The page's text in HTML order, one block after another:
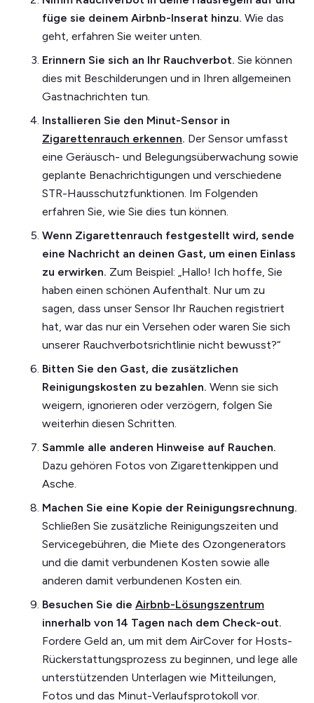
füge sie deinem Airbnb-Inserat hinzu. Wie das
geht, erfahren Sie weiter unten.
Erinnern Sie sich an Ihr Rauchverbot. Sie können
dies mit Beschilderungen und in Ihren allgemeinen
Gastnachrichten tun.
Installieren Sie den Minut-Sensor in
Zigarettenrauch erkennen. Der Sensor umfasst
eine Geräusch- und Belegungsüberwachung sowie
geplante Benachrichtigungen und verschiedene
STR-Hausschutzfunktionen. Im Folgenden
erfahren Sie, wie Sie dies tun können.
Wenn Zigarettenrauch festgestellt wird, sende
eine Nachricht an deinen Gast, um einen Einlass
zu erwirken. Zum Beispiel: „Hallo! Ich hoffe, Sie
haben einen schönen Aufenthalt. Nur um zu
sagen, dass unser Sensor Ihr Rauchen registriert
hat, war das nur ein Versehen oder waren Sie sich
unserer Rauchverbotsrichtlinie nicht bewusst?“
Bitten Sie den Gast, die zusätzlichen
Reinigungskosten zu bezahlen. Wenn sie sich
weigern, ignorieren oder verzögern, folgen Sie
weiterhin diesen Schritten.
Sammle alle anderen Hinweise auf Rauchen.
Dazu gehören Fotos von Zigarettenkippen und
Asche.
Machen Sie eine Kopie der Reinigungsrechnung.
Schließen Sie zusätzliche Reinigungszeiten und
Servicegebühren, die Miete des Ozongenerators
und die damit verbundenen Kosten sowie alle
anderen damit verbundenen Kosten ein.
Besuchen Sie die Airbnb-Lösungszentrum
innerhalb von 14 Tagen nach dem Check-out.
Fordere Geld an, um mit dem AirCover for Hosts-
Rückerstattungsprozess zu beginnen, und lege alle
unterstützenden Unterlagen wie Mitteilungen,
Fotos und das Minut-Verlaufsprotokoll vor.